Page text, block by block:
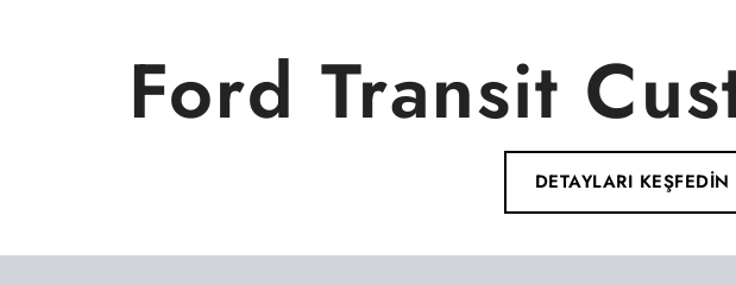
Ford Transit
DETAYLARI KEŞFEDİN